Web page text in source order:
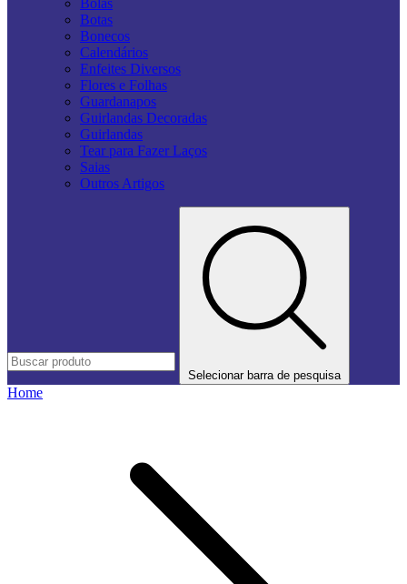
Bolas
Botas
Bonecos
Calendários
Enfeites Diversos
Flores e Folhas
Guardanapos
Guirlandas Decoradas
Guirlandas
Tear para Fazer Laços
Saias
Outros Artigos
Selecionar barra de pesquisa
Home